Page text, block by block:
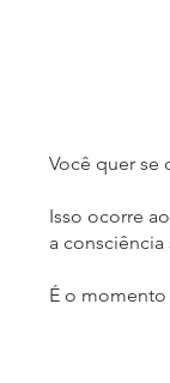
Você quer se
Isso ocorre
a
É o